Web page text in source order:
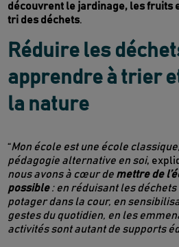
découvrent le jardinage, les fruits
tri des déchets.
Réduire les
apprendre à trier
la nature
“Mon école est une école
pédagogie alternative en soi,
nous avons à cœur de mettre de
possible: en réduisant les déchets
potager dans la cour, en
gestes du quotidien, en les
activités sont autant de supports